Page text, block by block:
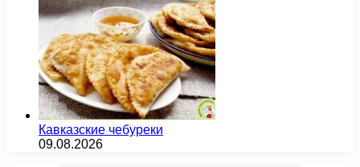
Кавказские чебуреки
09.08.2026